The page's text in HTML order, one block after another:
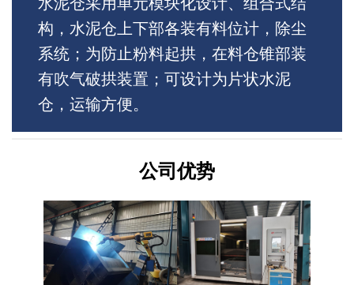
构，水泥仓上下部各装有料位计，除尘
系统；为防止粉料起拱，在料仓锥部装
有吹气破拱装置；可设计为片状水泥
仓，运输方便。
公司优势